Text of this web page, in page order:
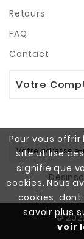
Pour vous
site utilise
signifie que
cookies. Nous
cookies, dont
savoir plus
voir
Retours
FAQ
Contact
Votre
©